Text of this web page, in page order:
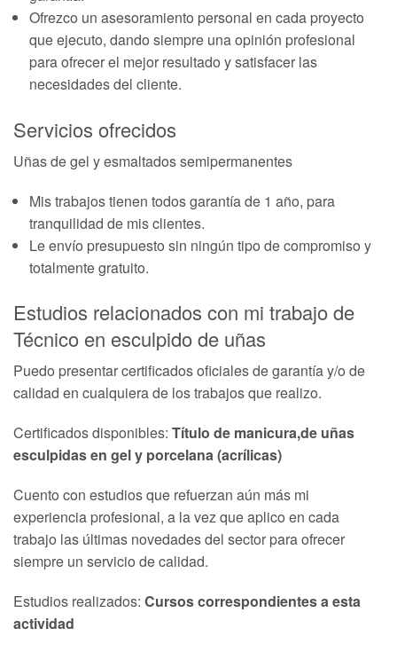
Ofrezco un asesoramiento personal en cada proyecto
que ejecuto, dando siempre una opinión profesional
para ofrecer el mejor resultado y satisfacer las
necesidades del cliente.
Servicios ofrecidos
Uñas de gel y esmaltados semipermanentes
Mis trabajos tienen todos garantía de 1 año, para
tranquilidad de mis clientes.
Le envío presupuesto sin ningún tipo de compromiso y
totalmente gratuito.
Estudios relacionados con mi trabajo de
Técnico en esculpido de uñas
Puedo presentar certificados oficiales de garantía y/o de
calidad en cualquiera de los trabajos que realizo.
Certificados disponibles: Título de manicura,de uñas
esculpidas en gel y porcelana (acrílicas)
Cuento con estudios que refuerzan aún más mi
experiencia profesional, a la vez que aplico en cada
trabajo las últimas novedades del sector para ofrecer
siempre un servicio de calidad.
Estudios realizados: Cursos correspondientes a esta
actividad